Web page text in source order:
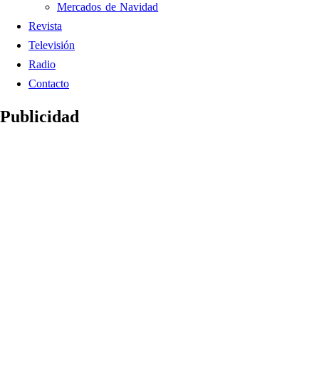
Mercados de Navidad
Revista
Televisión
Radio
Contacto
Publicidad